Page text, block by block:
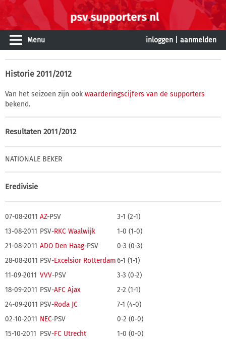
Menu inloggen aanmelden
Historie 2011/2012
Van het seizoen zijn ook waarderingscijfers van de supporters
bekend.
Resultaten 2011/2012
NATIONALE BEKER
Eredivisie
07-08-2011 AZ-PSV
3-1 (2-1)
13-08-2011 PSV-RKC Waalwijk
1-0 (1-0)
21-08-2011 ADO Den Haag-PSV
0-3 (0-3)
28-08-2011 PSV-Excelsior Rotterdam6-1 (1-1)
11-09-2011 VVV-PSV
3-3 (0-2)
18-09-2011 PSV-AFC Ajax
2-2 (1-1)
24-09-2011 PSV-Roda JC
7-1 (4-0)
02-10-2011 NEC-PSV
0-2 (0-0)
15-10-2011 PSV-FC Utrecht
1-0 (0-0)